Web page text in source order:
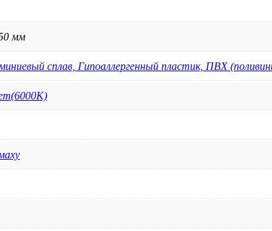
мм
сплав, Гипоаллергенный пластик, ПВХ